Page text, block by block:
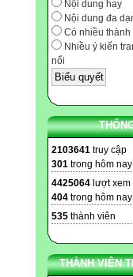
Nội dung hay
Nội dung đa
Có nhiều thành
Nhiều ý kiến
nổi
2103641 truy cập
301 trong hôm nay
4425064 lượt xem
404 trong hôm nay
535 thành viên
THÀNH VIÊN